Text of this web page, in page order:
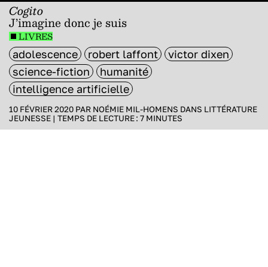
Cogito
J’imagine donc je suis
LIVRES
adolescence robert laffont
victor dixen
science-fiction
humanité
intelligence artificielle
10 FÉVRIER 2020 PAR NOÉMIE MIL-HOMENS DANS LITTÉRATURE
JEUNESSE | TEMPS DE LECTURE : 7 MINUTES